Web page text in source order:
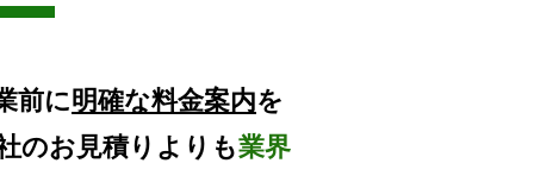
前に明確な料金案内を
のお見積りよりも業界